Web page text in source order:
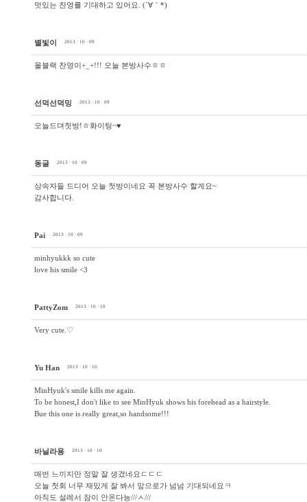
멋있는 찬영를 기대하고 있어요. (´∀｀*)
별빛이 2013 · 10 · 09
올블랙 찬영이+_+!!! 오늘 본방사수ㅎㅎ
선덕선덕밍 2013 · 10 · 09
오늘드뎌첫방!ㅎ화이팅~♥
동글 2013 · 10 · 09
상속자들 드디어 오늘 첫방이네요 꼭 본방사수 할게요~
감사합니다.
Pai 2013 · 10 · 09
minhyukkk so cute
love his smile <3
PattyZom 2013 · 10 · 10
Very cute.♡
Yu Han 2013 · 10 · 10
MinHyuk's smile kills me again.
To be honest,I don't like to see MinHyuk shows his forehead as a hairstyle.
Bue this one is really great,so handsome!!!
바닐라용 2013 · 10 · 10
매번 느끼지만 정말 잘 생겼네요ㄷㄷㄷ
오늘 첫회 너무 재밌게 잘 봐서 앞으로가 넘넘 기대되네요ㅋ
아직도 설레서 잠이 안온다능///ㅅ///